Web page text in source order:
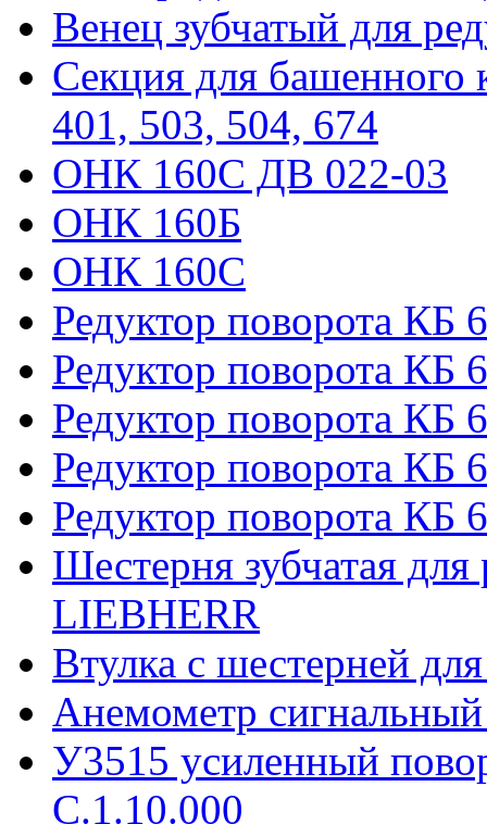
Венец зубчатый для
Секция для башенного
401, 503, 504, 674
ОНК 160С ДВ 022-03
ОНК 160Б
ОНК 160С
Редуктор поворота КБ
Редуктор поворота КБ
Редуктор поворота КБ
Редуктор поворота КБ
Редуктор поворота КБ
Шестерня зубчатая
LIEBHERR
Втулка с шестерней
Анемометр
У3515 усиленный
С.1.10.000